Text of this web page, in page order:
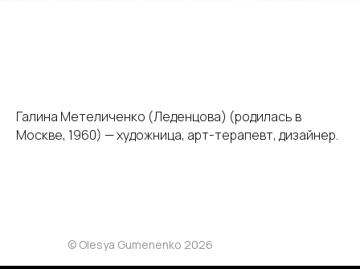
Галина Метеличенко (Леденцова) (родилась в
Москве, 1960) — художница, арт-терапевт, дизайнер.
© Olesya Gumenenko 2026